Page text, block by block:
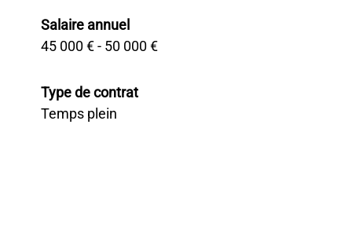
Salaire annuel
45 000 € - 50 000 €
Type de contrat
Temps plein